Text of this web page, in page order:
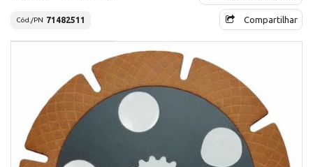
Cód./PN 71482511 Compartilhar